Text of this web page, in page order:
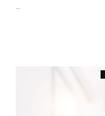
...